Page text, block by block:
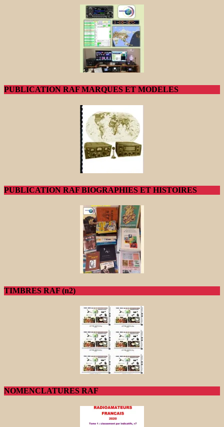
PUBLICATION RAF MARQUES ET MODELES
PUBLICATION RAF BIOGRAPHIES ET HISTOIRES
TIMBRES RAF (n2)
NOMENCLATURES RAF